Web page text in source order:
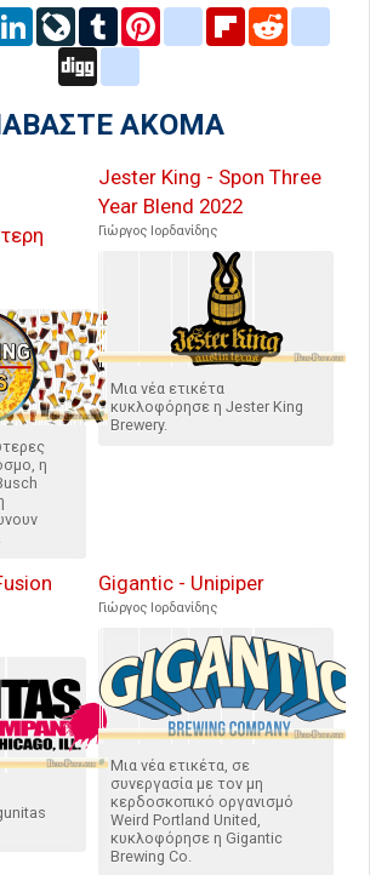
TwitterLinkedInLiveJournal
Tumblr Pinterestblogger_post
Flipboard
ΑΚΟΜΑ
η
Jester King - Spon Three
Year Blend 2022
Γιώργος Ιορδανίδης
Μια νέα ετικέτα
κυκλοφόρησε η Jester King
Brewery.
Gigantic - Unipiper
Γιώργος Ιορδανίδης
Μια νέα ετικέτα, σε
συνεργασία με τον μη
κερδοσκοπικό οργανισμό
Weird Portland United,
κυκλοφόρησε η Gigantic
Brewing Co.